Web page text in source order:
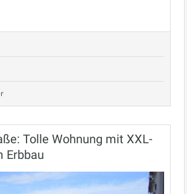
Tolle Wohnung mit XXL-
Erbbau